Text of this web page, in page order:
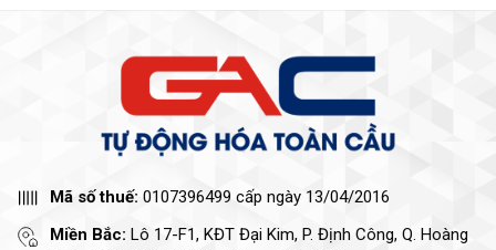
Mã số thuế: 0107396499 cấp ngày 13/04/2016
Miền Bắc: Lô 17-F1, KĐT Đại Kim, P. Định Công, Q. Hoàng